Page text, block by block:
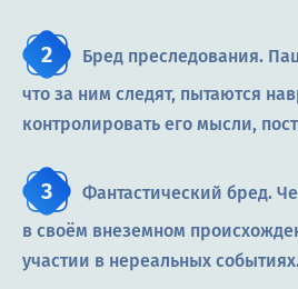
Бред преследования.
что за ним следят, пытаются
контролировать его мысли,
Фантастический бред.
в своём внеземном
участии в нереальных